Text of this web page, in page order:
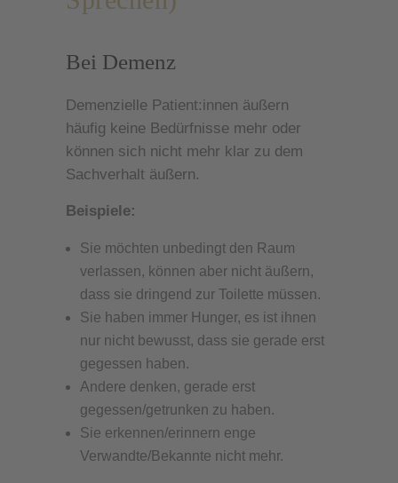
Bei Demenz
Demenzielle Patient:innen äußern
häufig keine Bedürfnisse mehr oder
können sich nicht mehr klar zu dem
Sachverhalt äußern.
Beispiele:
Sie möchten unbedingt den Raum
verlassen, können aber nicht äußern,
dass sie dringend zur Toilette müssen.
Sie haben immer Hunger, es ist ihnen
nur nicht bewusst, dass sie gerade erst
gegessen haben.
Andere denken, gerade erst
gegessen/getrunken zu haben.
Sie erkennen/erinnern enge
Verwandte/Bekannte nicht mehr.